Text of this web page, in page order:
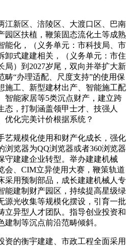
新区、涪陵区、大渡口区、巴南
园区扶植，鞭策固态流化土等成熟
能化，（义务单元：市科技局、市
卸式建建相关，（义务单元：市住
局）到2027岁尾，双向并举扩大新
畴“办理适配、尺度支持”的使用保
施工、新型建材出产、智能施工配
智能家居等5类沉点财产，建立跨
态，打制涵盖领甲士才、技强人
优化完美计价根据系统？
规模化使用和财产化成长，强化
浏览器为QQ浏览器或者360浏览器
守建建企业转型。举办建建机械
会、CIM立异使用大赛，鞭策轨道
采用预制部品，成长建建机械人专
能建制财产园区，持续提高星级绿
源光收集等规模化摆设，引育一批
立异型人才团队。指导创业投资和
制等沉点前沿范畴倾斜。
的衡宇建建、市政工程全面采用